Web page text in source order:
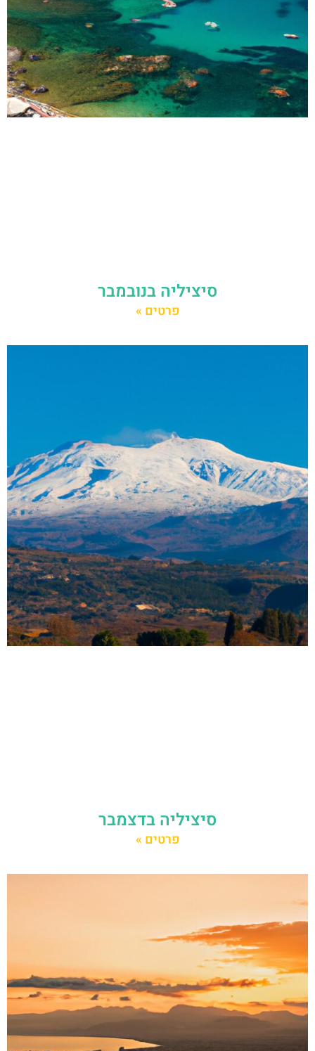
סיציליה בנובמבר
פרטים »
סיציליה בדצמבר
פרטים »